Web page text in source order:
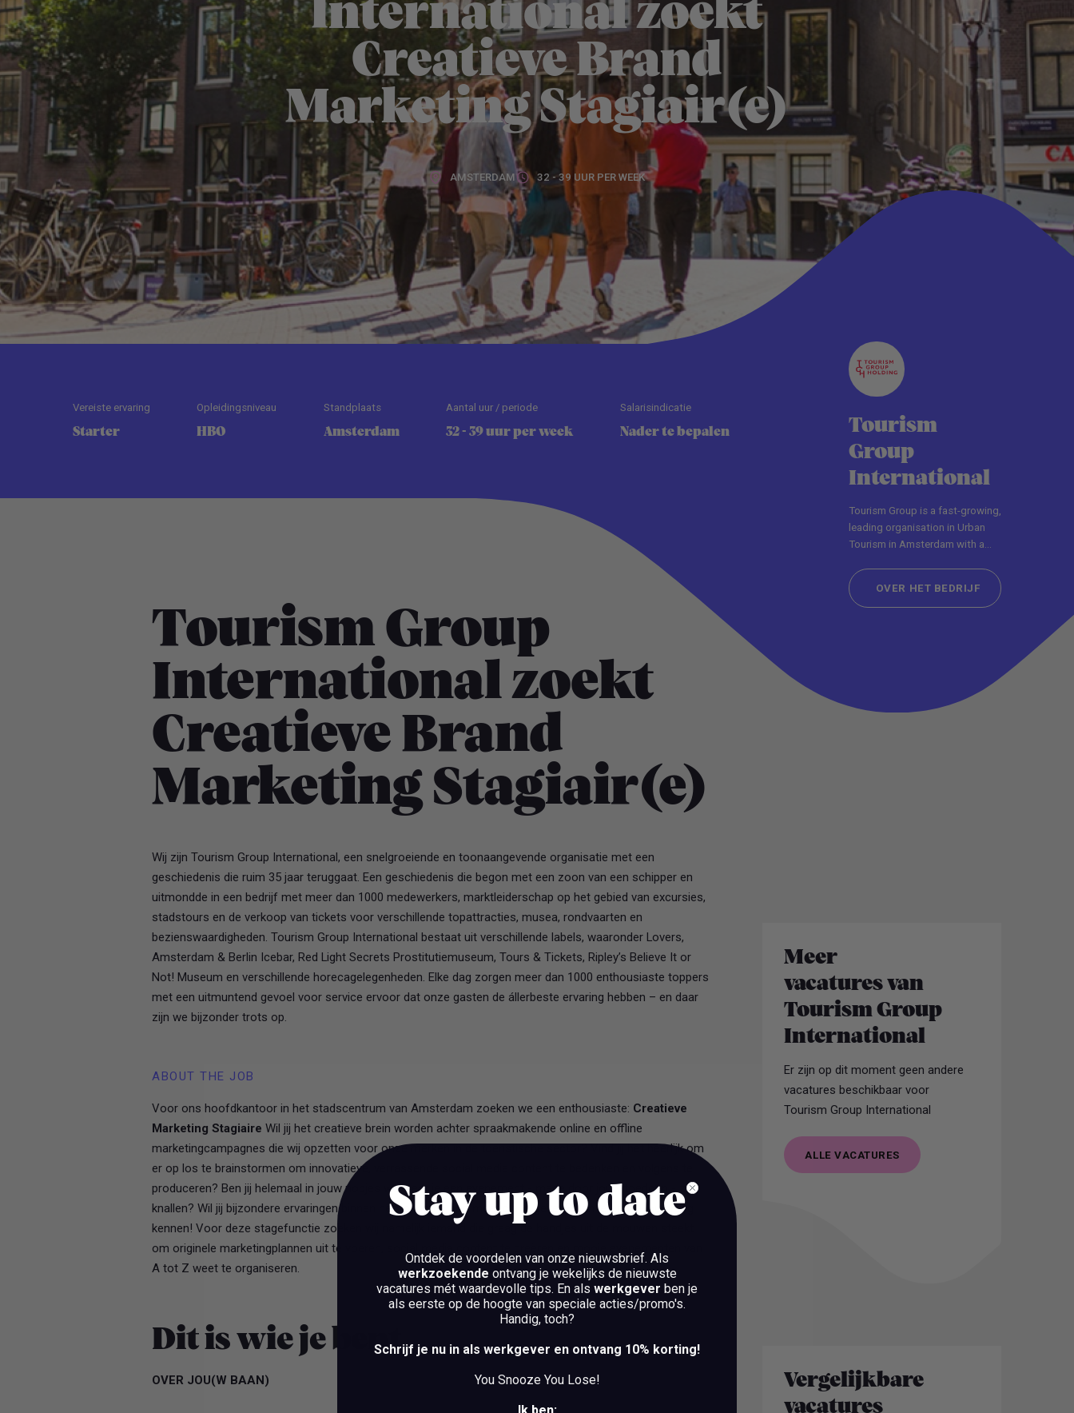
International zoekt
Creatieve Brand
Marketing Stagiair(e)
AMSTERDAM 32 - 39 UUR PER WEEK
Vereiste ervaring
Starter
Opleidingsniveau
HBO
Standplaats
Amsterdam
Aantal uur / periode
32 - 39 uur per week
Salarisindicatie
Nader te bepalen
Tourism
Group
International
Tourism Group is a fast-growing,
leading organisation in Urban
Tourism in Amsterdam with a
OVER HET BEDRIJF
Tourism Group
International zoekt
Creatieve Brand
Marketing Stagiair(e)
Wij zijn Tourism Group International, een snelgroeiende en toonaangevende organisatie met een
geschiedenis die ruim 35 jaar teruggaat. Een geschiedenis die begon met een zoon van een schipper en
uitmondde in een bedrijf met meer dan 1000 medewerkers, marktleiderschap op het gebied van excursies,
stadstours en de verkoop van tickets voor verschillende topattracties, musea, rondvaarten en
bezienswaardigheden. Tourism Group International bestaat uit verschillende labels, waaronder Lovers,
Amsterdam & Berlin Icebar, Red Light Secrets Prostitutiemuseum, Tours & Tickets, Ripley’s Believe It or
Not! Museum en verschillende horecagelegenheden. Elke dag zorgen meer dan 1000 enthousiaste toppers
met een uitmuntend gevoel voor service ervoor dat onze gasten de állerbeste ervaring hebben – en daar
zijn we bijzonder trots op.
ABOUT THE JOB
Voor ons hoofdkantoor in het stadscentrum van Amsterdam zoeken we een enthousiaste: Creatieve
Marketing Stagiaire Wil jij het creatieve brein worden achter spraakmakende online en offline
marketingcampagnes die wij opzetten voor onze merken in de toeristische sector? Vind jij het heerlijk om
er op los te brainstormen om innovatieve, verrassende social media content te bedenken en volgens te
produceren? Ben jij helemaal in jouw nopjes wanneer je een evenement - mede door jouw toedoen - ziet
knallen? Wil jij bijzondere ervaringen binnen het toerisme nog meer glans geven? Dan leren we jou graag
kennen! Voor deze stagefunctie zoeken wij namelijk iemand die graag de handjes uit de mouwen steekt
om originele marketingplannen uit te voeren, social media content te creëren en mooie evenementen van
A tot Z weet te organiseren.
Dit is wie je bent
OVER JOU(W BAAN)
Meer
vacatures van
Tourism Group
International
Er zijn op dit moment geen andere
vacatures beschikbaar voor
Tourism Group International
ALLE VACATURES
Vergelijkbare
vacatures
Stay up to date
Ontdek de voordelen van onze nieuwsbrief. Als
werkzoekende ontvang je wekelijks de nieuwste
vacatures mét waardevolle tips. En als werkgever ben je
als eerste op de hoogte van speciale acties/promo's.
Handig, toch?
Schrijf je nu in als werkgever en ontvang 10% korting!
You Snooze You Lose!